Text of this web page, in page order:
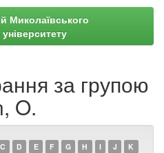
Миколаївського
за групою
O.
C D E F G H I J
K